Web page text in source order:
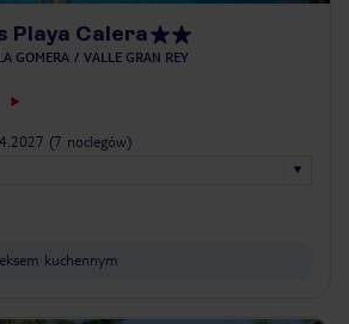
Playa Calera
GOMERA VALLE GRAN REY
(7 noclegów)
kuchennym